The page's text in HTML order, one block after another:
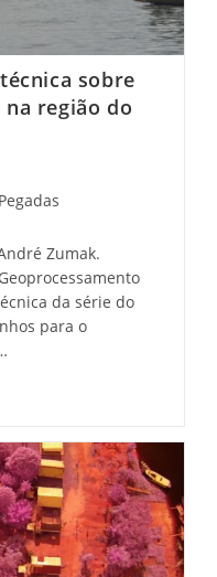
sobre
região do
Zumak.
da série do
para o